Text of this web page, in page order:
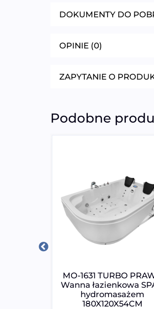
DOKUMENTY DO
OPINIE (0)
ZAPYTANIE O
Podobne
MO-1631 TURBO
Wanna łazienkowa
hydromasażem
180X120X54CM